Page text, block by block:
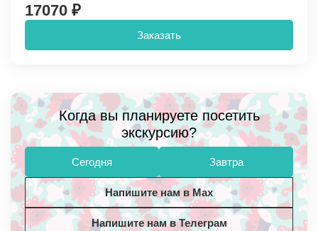
17070 ₽
Заказать
Когда вы планируете посетить
экскурсию?
Сегодня Завтра
Напишите нам в Max
Напишите нам в Телеграм